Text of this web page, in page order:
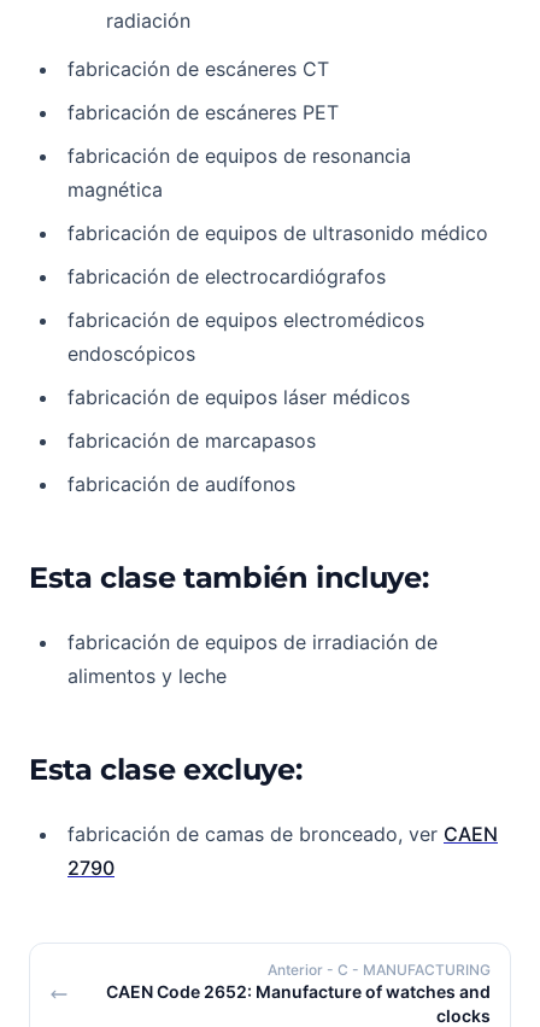
radiación
fabricación de escáneres CT
fabricación de escáneres PET
fabricación de equipos de resonancia
magnética
fabricación de equipos de ultrasonido médico
fabricación de electrocardiógrafos
fabricación de equipos electromédicos
endoscópicos
fabricación de equipos láser médicos
fabricación de marcapasos
fabricación de audífonos
Esta clase también incluye:
fabricación de equipos de irradiación de
alimentos y leche
Esta clase excluye:
fabricación de camas de bronceado, ver CAEN
2790
Anterior - C - MANUFACTURING
CAEN Code 2652: Manufacture of watches and
clocks